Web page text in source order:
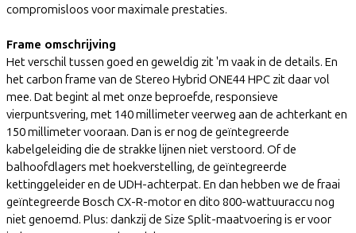
compromisloos voor maximale prestaties.
Frame omschrijving
Het verschil tussen goed en geweldig zit 'm vaak in de details. En
het carbon frame van de Stereo Hybrid ONE44 HPC zit daar vol
mee. Dat begint al met onze beproefde, responsieve
vierpuntsvering, met 140 millimeter veerweg aan de achterkant en
150 millimeter vooraan. Dan is er nog de geïntegreerde
kabelgeleiding die de strakke lijnen niet verstoord. Of de
balhoofdlagers met hoekverstelling, de geïntegreerde
kettinggeleider en de UDH-achterpat. En dan hebben we de fraai
geïntegreerde Bosch CX-R-motor en dito 800-wattuuraccu nog
niet genoemd. Plus: dankzij de Size Split-maatvoering is er voor